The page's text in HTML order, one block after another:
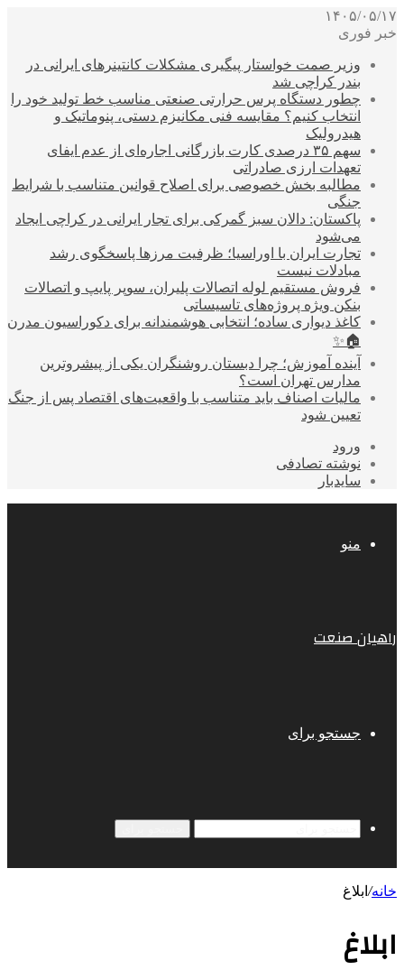
۱۴۰۵/۰۵/۱۷
خبر فوری
وزیر صمت خواستار پیگیری مشکلات کانتینرهای ایرانی در
بندر کراچی شد
چطور دستگاه پرس حرارتی صنعتی مناسب خط تولید خود را
انتخاب کنیم؟ مقایسه فنی مکانیزم دستی، پنوماتیک و
هیدرولیک
سهم ۳۵ درصدی کارت بازرگانی اجاره‌ای از عدم ایفای
تعهدات ارزی صادراتی
مطالبه بخش خصوصی برای اصلاح قوانین متناسب با شرایط
جنگی
پاکستان: دالان سبز گمرکی برای تجار ایرانی در کراچی ایجاد
می‌شود
تجارت ایران با اوراسیا؛ ظرفیت مرزها پاسخگوی رشد
مبادلات نیست
فروش مستقیم لوله اتصالات پلیران، سوپر پایپ و اتصالات
بنکن ویژه پروژه‌های تاسیساتی
کاغذ دیواری ساده؛ انتخابی هوشمندانه برای دکوراسیون مدرن
🏠✨
آینده آموزش؛ چرا دبستان روشنگران یکی از پیشروترین
مدارس تهران است؟
مالیات اصناف باید متناسب با واقعیت‌های اقتصاد پس از جنگ
تعیین شود
ورود
نوشته تصادفی
سایدبار
منو
راهیان صنعت
جستجو برای
خانه/ ابلاغ
ابلاغ